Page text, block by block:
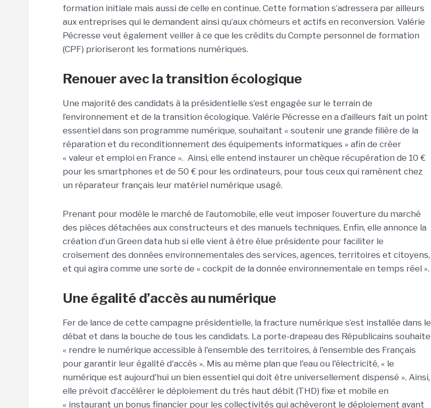
formation initiale mais aussi de celle en continue. Cette formation s’adressera par ailleurs
aux entreprises qui le demandent ainsi qu’aux chômeurs et actifs en reconversion. Valérie
Pécresse veut également veiller à ce que les crédits du Compte personnel de formation
(CPF) prioriseront les formations numériques.
Renouer avec la transition écologique
Une majorité des candidats à la présidentielle s’est engagée sur le terrain de
l’environnement et de la transition écologique. Valérie Pécresse en a d’ailleurs fait un point
essentiel dans son programme numérique, souhaitant « soutenir une grande filière de la
réparation et du reconditionnement des équipements informatiques » afin de créer
« valeur et emploi en France ». Ainsi, elle entend instaurer un chèque récupération de 10 €
pour les smartphones et de 50 € pour les ordinateurs, pour tous ceux qui ramènent chez
un réparateur français leur matériel numérique usagé.
Prenant pour modèle le marché de l’automobile, elle veut imposer l’ouverture du marché
des pièces détachées aux constructeurs et des manuels techniques. Enfin, elle annonce la
création d’un Green data hub si elle vient à être élue présidente pour faciliter le
croisement des données environnementales des services, agences, territoires et citoyens,
et qui agira comme une sorte de « cockpit de la donnée environnementale en temps réel ».
Une égalité d’accès au numérique
Fer de lance de cette campagne présidentielle, la fracture numérique s’est installée dans le
débat et dans la bouche de tous les candidats. La porte-drapeau des Républicains souhaite
« rendre le numérique accessible à l'ensemble des territoires, à l'ensemble des Français
pour garantir leur égalité d'accès ». Mis au même plan que l'eau ou l'électricité, « le
numérique est aujourd'hui un bien essentiel qui doit être universellement dispensé ». Ainsi,
elle prévoit d’accélérer le déploiement du très haut débit (THD) fixe et mobile en
« instaurant un bonus financier pour les collectivités qui achèveront le déploiement avant